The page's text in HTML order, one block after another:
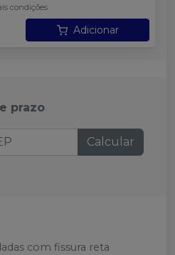
condições
Adicionar
prazo
Calcular
com fissura reta